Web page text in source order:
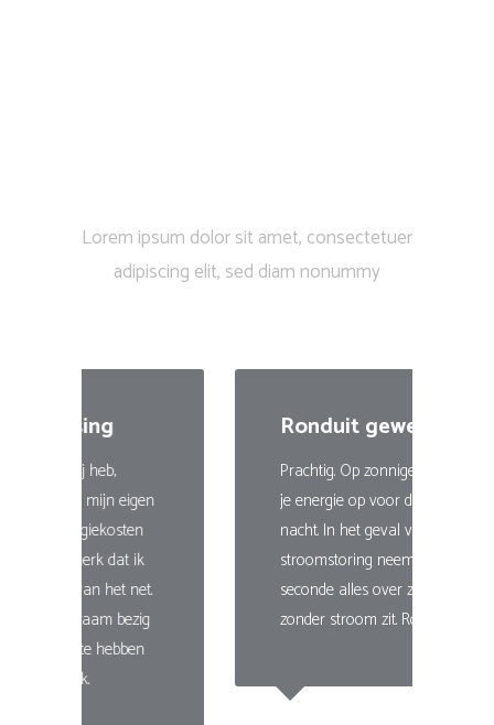
Lorem ipsum dolor sit amet, consectetuer
adipiscing elit, sed diam nonummy
Ronduit geweldig!
Prachtig. Op zonnige momenten sla
je energie op voor de avond en
nacht. In het geval van een
stroomstoring neemt hij binnen 1
seconde alles over zodat je niet
zonder stroom zit. Ronduit geweldig!